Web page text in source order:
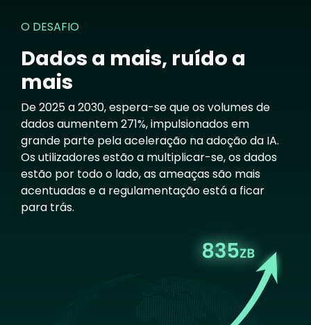
O DESAFIO
Dados a mais, ruído a
mais
De 2025 a 2030, espera-se que os volumes de
dados aumentem 271%, impulsionados em
grande parte pela aceleração na adoção da IA.
Os utilizadores estão a multiplicar-se, os dados
estão por todo o lado, as ameaças são mais
acentuadas e a regulamentação está a ficar
para trás.